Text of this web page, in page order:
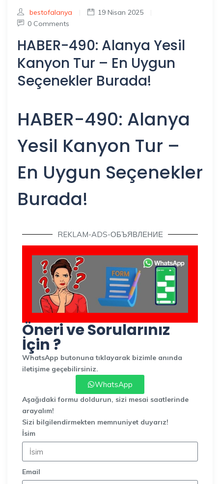
bestofalanya 19 Nisan 2025
0 Comments
HABER-490: Alanya Yesil
Kanyon Tur – En Uygun
Seçenekler Burada!
HABER-490: Alanya
Yesil Kanyon Tur –
En Uygun Seçenekler
Burada!
REKLAM-ADS-ОБЪЯВЛЕНИЕ
Öneri ve Sorularınız
İçin ?
WhatsApp butonuna tıklayarak bizimle anında
iletişime geçebilirsiniz.
WhatsApp
Aşağıdaki formu doldurun, sizi mesai saatlerinde
arayalım!
Sizi bilgilendirmekten memnuniyet duyarız!
İsim
Email